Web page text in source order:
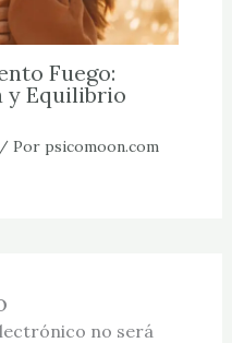
Fuego:
y Equilibrio
Por psicomoon.com
no será